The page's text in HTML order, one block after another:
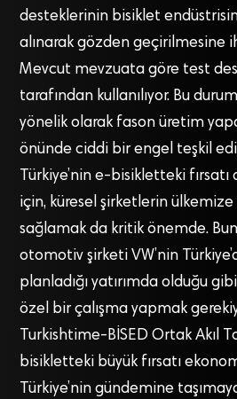
desteklerinin bisiklet
alınarak gözden geçirilmesine
Mevcut mevzuata göre test
tarafından kullanılıyor. Bu
yönelik olarak fason üretim
önünde ciddi bir engel teşkil
Türkiye’nin e-bisikletteki
için, küresel şirketlerin ülkemize
sağlamak da kritik önemde.
otomotiv şirketi VW’nin
planladığı yatırımda olduğu
özel bir çalışma yapmak
Turkishtime-BİSED Ortak Akıl
bisikletteki büyük fırsatı
Türkiye’nin gündemine